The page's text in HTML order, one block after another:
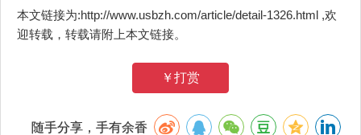
本文链接为:http://www.usbzh.com/article/detail-1326.html ,欢
迎转载，转载请附上本文链接。
￥打赏
随手分享，手有余香